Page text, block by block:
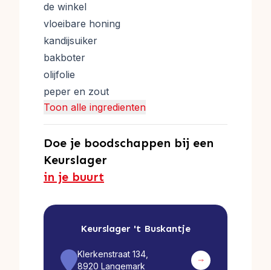
de winkel
vloeibare honing
kandijsuiker
bakboter
olijfolie
peper en zout
Toon alle ingredienten
Doe je boodschappen bij een
Keurslager
in je buurt
Keurslager 't Buskantje
Klerkenstraat 134,
8920 Langemark